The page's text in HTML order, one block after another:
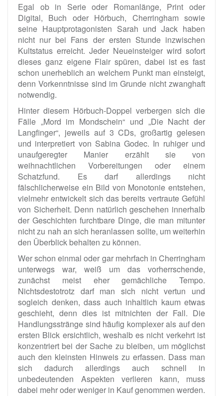
Egal ob in Serie oder Romanlänge, Print oder
Digital, Buch oder Hörbuch, Cherringham sowie
seine Hauptprotagonisten Sarah und Jack haben
nicht nur bei Fans der ersten Stunde inzwischen
Kultstatus erreicht. Jeder Neueinsteiger wird sofort
dieses ganz eigene Flair spüren, dabei ist es fast
schon unerheblich an welchem Punkt man einsteigt,
denn Vorkenntnisse sind im Grunde nicht zwanghaft
notwendig.
Hinter diesem Hörbuch-Doppel verbergen sich die
Fälle „Mord im Mondschein“ und „Die Nacht der
Langfinger“, jeweils auf 3 CDs, großartig gelesen
und interpretiert von Sabina Godec. In ruhiger und
unaufgeregter Manier erzählt sie von
weihnachtlichen Vorbereitungen oder einem
Schatzfund. Es darf allerdings nicht
fälschlicherweise ein Bild von Monotonie entstehen,
vielmehr entwickelt sich das bereits vertraute Gefühl
von Sicherheit. Denn natürlich geschehen innerhalb
der Geschichten furchtbare Dinge, die man mitunter
nicht zu nah an sich heranlassen sollte, um weiterhin
den Überblick behalten zu können.
Wer schon einmal oder gar mehrfach in Cherringham
unterwegs war, weiß um das vorherrschende,
zunächst meist eher gemächliche Tempo.
Nichtsdestotrotz darf man sich nicht vertun und
sogleich denken, dass auch inhaltlich kaum etwas
geschieht, denn dies ist mitnichten der Fall. Die
Handlungsstränge sind häufig komplexer als auf den
ersten Blick ersichtlich, weshalb es nicht verkehrt ist
konzentriert bei der Sache zu bleiben, um möglichst
auch den kleinsten Hinweis zu erfassen. Dass man
sich dadurch allerdings auch schnell in
unbedeutenden Aspekten verlieren kann, muss
dabei mehr oder weniger in Kauf genommen werden.